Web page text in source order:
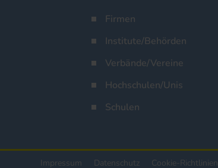
Firmen
Institute/Behörden
Verbände/Vereine
Hochschulen/Unis
Schulen
Impressum Datenschutz Cookie-Richtlinien